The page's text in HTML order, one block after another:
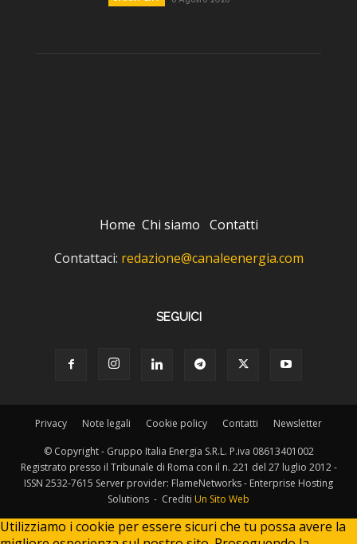
Home Chi siamo Contatti
Contattaci: redazione@canaleenergia.com
SEGUICI
Privacy Note legali Cookie policy Contatti Newsletter
© Copyright - Gruppo Italia Energia S.R.L. P.iva 08613401002
Registrato presso il Tribunale di Roma con il n. 221 del 27 luglio 2012 -
ISSN 2532-7615 Server provider: FlameNetworks - Enterprise Hosting
Solutions - Crediti Un Sito Web
Utilizziamo i cookie per essere sicuri che tu possa avere la